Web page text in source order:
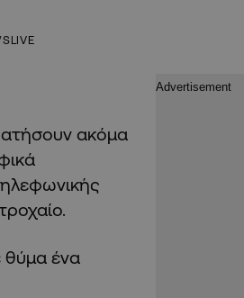
ακόμα
θύμα ένα